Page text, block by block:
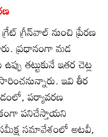
గ్రీన్‌వాల్ నుంచి ప్రేరణ
ప్రధానంగా మడ
తట్టుకునే ఇతర చెట్ల
ఇవి తీర
పర్యావరణ
పనిచేస్తాయని
సమావేశంలో అటవీ,